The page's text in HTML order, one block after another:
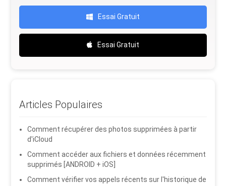
Essai Gratuit
Essai Gratuit
Articles Populaires
Comment récupérer des photos supprimées à partir
d'iCloud
Comment accéder aux fichiers et données récemment
supprimés [ANDROID + iOS]
Comment vérifier vos appels récents sur l'historique de